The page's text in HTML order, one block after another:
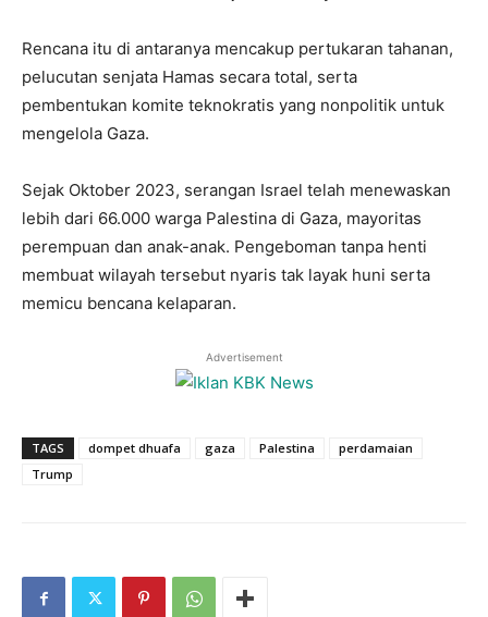
Rencana itu di antaranya mencakup pertukaran tahanan,
pelucutan senjata Hamas secara total, serta
pembentukan komite teknokratis yang nonpolitik untuk
mengelola Gaza.
Sejak Oktober 2023, serangan Israel telah menewaskan
lebih dari 66.000 warga Palestina di Gaza, mayoritas
perempuan dan anak-anak. Pengeboman tanpa henti
membuat wilayah tersebut nyaris tak layak huni serta
memicu bencana kelaparan.
Advertisement
TAGS dompet dhuafa gaza Palestina
perdamaian
Trump